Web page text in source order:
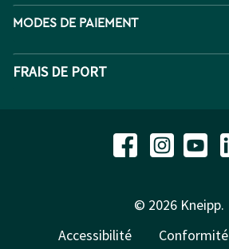
MODES DE PAIEMENT
FRAIS DE PORT
© 2026 Kneipp.
Accessibilité
Conformité